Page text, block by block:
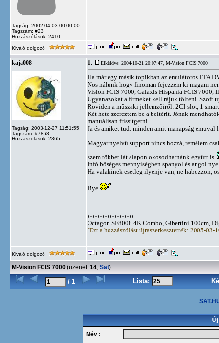
Tagság: 2002-04-03 00:00:00
Tagszám: #23
Hozzászólások: 2410
Kiváló dolgozó
kaja008
Tagság: 2003-12-27 11:51:55
Tagszám: #7868
Hozzászólások: 2365
1. Elküldve: 2004-10-21 20:07:47, M-Vision FCIS 7000
Ha már egy másik topikban az emulátoros FTA
Nos nálunk hogy finoman fejezzem ki magam
Vision FCIS 7000, Galaxis Hispania FCIS 7000,
Ugyanazokat a firmeket kell rájuk tölteni. Szoft
Röviden a műszaki jellemzőiről: 2CI-slot, 1
Két hete szereztem be a beltérit. Jónak
manuálisan frissítgetni.
Ja és amiket tud: minden amit manapság
Magyar nyelvű support nincs hozzá, remélem
szem többet lát alapon okosodhatnánk együtt is
Infó bőséges mennyiségben spanyol és angol
Ha valakinek esetleg ilyenje van, ne habozzon,
Bye
*******************
Octagon SF8008 4K Combo, Gibertini 100cm,
[Ezt a hozzászólást újraszerkesztették: 2005-03-
Kiváló dolgozó
M-Vision FCIS 7000 (üzenet: 14, Sat)
/ 1 Lista:
Új
Név :